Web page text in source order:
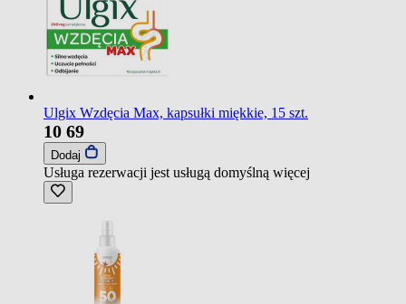
Ulgix Wzdęcia Max, kapsułki miękkie, 15 szt.
10 69
Dodaj
Usługa rezerwacji jest usługą domyślną więcej